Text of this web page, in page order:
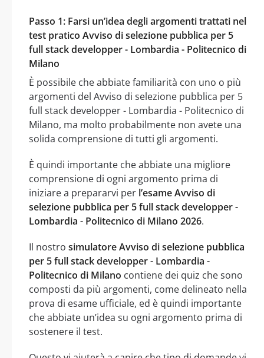
Passo 1: Farsi un’idea degli argomenti trattati nel
test pratico Avviso di selezione pubblica per 5
full stack developper - Lombardia - Politecnico di
Milano
È possibile che abbiate familiarità con uno o più
argomenti del Avviso di selezione pubblica per 5
full stack developper - Lombardia - Politecnico di
Milano, ma molto probabilmente non avete una
solida comprensione di tutti gli argomenti.
È quindi importante che abbiate una migliore
comprensione di ogni argomento prima di
iniziare a prepararvi per l’esame Avviso di
selezione pubblica per 5 full stack developper -
Lombardia - Politecnico di Milano 2026.
Il nostro simulatore Avviso di selezione pubblica
per 5 full stack developper - Lombardia -
Politecnico di Milano contiene dei quiz che sono
composti da più argomenti, come delineato nella
prova di esame ufficiale, ed è quindi importante
che abbiate un’idea su ogni argomento prima di
sostenere il test.